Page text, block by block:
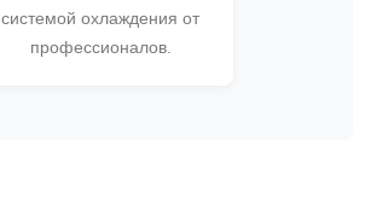
системой охлаждения от
профессионалов.